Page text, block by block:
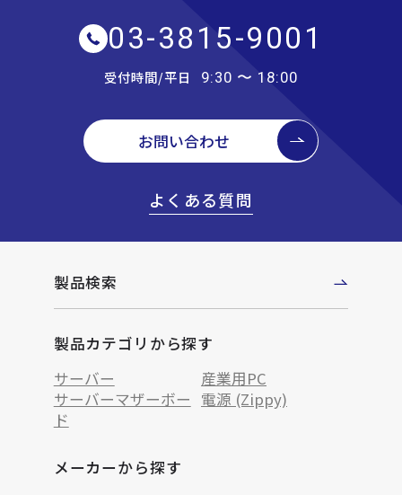
03-3815-9001
受付時間/平日 9:30 〜 18:00
お問い合わせ
よくある質問
製品検索
製品カテゴリから探す
サーバー
産業用PC
サーバーマザーボー
ド
電源 (Zippy)
メーカーから探す